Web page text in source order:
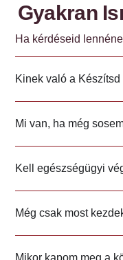
Gyakran
Ha kérdéseid
Kinek való a
Mi van, ha még
Kell egészségügyi
Még csak most
Mikor kapom meg a